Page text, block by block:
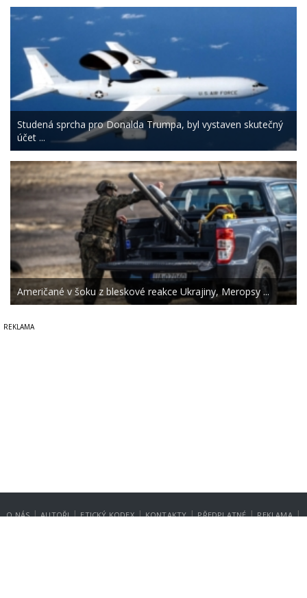
Studená sprcha pro Donalda Trumpa, byl vystaven skutečný
účet ...
Američané v šoku z bleskové reakce Ukrajiny, Meropsy ...
O NÁS | AUTOŘI | ETICKÝ KODEX | KONTAKTY | PŘEDPLATNÉ | REKLAMA |